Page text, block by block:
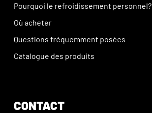
Pourquoi le refroidissement personnel?
Où acheter
Questions fréquemment posées
Catalogue des produits
CONTACT